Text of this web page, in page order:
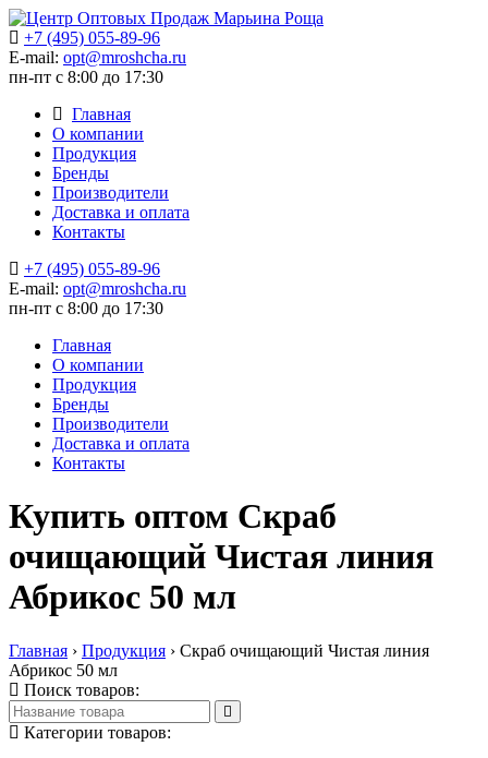
+7 (495) 055-89-96
E-mail: opt@mroshcha.ru
пн-пт с 8:00 до 17:30
Главная
О компании
Продукция
Бренды
Производители
Доставка и оплата
Контакты
+7 (495) 055-89-96
E-mail: opt@mroshcha.ru
пн-пт с 8:00 до 17:30
Главная
О компании
Продукция
Бренды
Производители
Доставка и оплата
Контакты
Купить оптом Скраб
очищающий Чистая линия
Абрикос 50 мл
Главная › Продукция › Скраб очищающий Чистая линия
Абрикос 50 мл
Поиск товаров:
Категории товаров: